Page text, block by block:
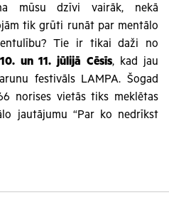
mūsu dzīvi vairāk, nekā
tik grūti runāt par mentālo
Tie ir tikai daži no
10. un 11. jūlijā Cēsīs, kad jau
festivāls LAMPA. Šogad
norises vietās tiks meklētas
jautājumu “Par ko nedrīkst